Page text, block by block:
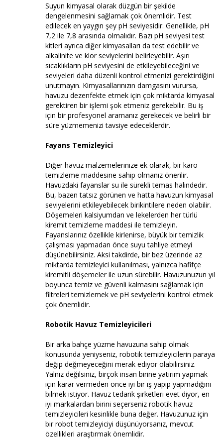
Suyun kimyasal olarak düzgün bir şekilde
dengelenmesini sağlamak çok önemlidir. Test
edilecek en yaygın şey pH seviyesidir. Genellikle, pH
7,2 ile 7,8 arasında olmalıdır. Bazı pH seviyesi test
kitleri ayrıca diğer kimyasalları da test edebilir ve
alkalinite ve klor seviyelerini belirleyebilir. Aşırı
sıcaklıkların pH seviyesini de etkileyebileceğini ve
seviyeleri daha düzenli kontrol etmenizi gerektirdiğini
unutmayın. Kimyasallarınızın damgasını vurursa,
havuzu dezenfekte etmek için çok miktarda kimyasal
gerektiren bir işlemi şok etmeniz gerekebilir. Bu iş
için bir profesyonel aramanız gerekecek ve belirli bir
süre yüzmemenizi tavsiye edeceklerdir.
Fayans Temizleyici
Diğer havuz malzemelerinize ek olarak, bir karo
temizleme maddesine sahip olmanız önerilir.
Havuzdaki fayanslar su ile sürekli temas halindedir.
Bu, bazen tatsız görünen ve hatta havuzun kimyasal
seviyelerini etkileyebilecek birikintilere neden olabilir.
Döşemeleri kalsiyumdan ve lekelerden her türlü
kiremit temizleme maddesi ile temizleyin.
Fayanslarınız özellikle kirlenirse, büyük bir temizlik
çalışması yapmadan önce suyu tahliye etmeyi
düşünebilirsiniz. Aksi takdirde, bir bez üzerinde az
miktarda temizleyici kullanılması, yalnızca hafifçe
kiremitli döşemeler ile uzun sürebilir. Havuzunuzun yıl
boyunca temiz ve güvenli kalmasını sağlamak için
filtreleri temizlemek ve pH seviyelerini kontrol etmek
çok önemlidir.
Robotik Havuz Temizleyicileri
Bir arka bahçe yüzme havuzuna sahip olmak
konusunda yeniyseniz, robotik temizleyicilerin paraya
değip değmeyeceğini merak ediyor olabilirsiniz.
Yalnız değilsiniz, birçok insan birine yatırım yapmak
için karar vermeden önce iyi bir iş yapıp yapmadığını
bilmek istiyor. Havuz tedarik şirketleri evet diyor, en
iyi markalardan birini seçerseniz robotik havuz
temizleyicileri kesinlikle buna değer. Havuzunuz için
bir robot temizleyiciyi düşünüyorsanız, mevcut
özellikleri araştırmak önemlidir.